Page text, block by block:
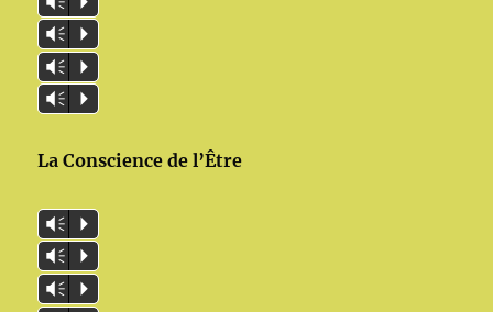
Vm P
Vm P
Vm P
La Conscience de l’Être
Vm P
Vm P
Vm P